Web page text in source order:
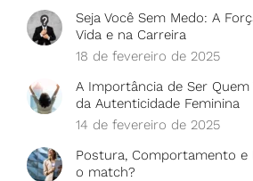
Seja Você Sem Medo: A
Vida e na Carreira
18 de fevereiro de 2025
A Importância de Ser Quem
da Autenticidade Feminina
14 de fevereiro de 2025
Postura, Comportamento e
o match?